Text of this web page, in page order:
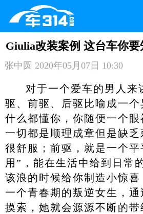
Giulia改装案例 这台车你
张中圆 2020年05月07日 10:30
对于一个爱车的男人来
驱、前驱、后驱比喻成一
什么都懂你，你随便一个眼
一切都是顺理成章但是缺
很舒服；前驱，就是一个平
用”，能在生活中给到日常
该浪的时候给你制造小惊
一个青春期的叛逆女生，
摸索，她就会源源不断的带